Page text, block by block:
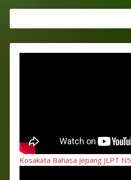
Kosakata Bahasa Jepang JLPT N5